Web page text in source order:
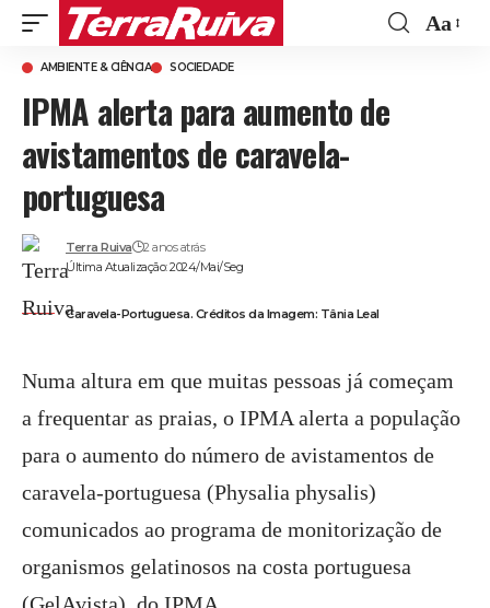
Aa
AMBIENTE & CIÊNCIA SOCIEDADE
IPMA alerta para aumento de
avistamentos de caravela-
portuguesa
Última Atualização: 2024/Mai/Seg
Terra Ruiva 2 anos atrás
Caravela-Portuguesa. Créditos da Imagem: Tânia Leal
Numa altura em que muitas pessoas já começam
a frequentar as praias, o IPMA alerta a população
para o aumento do número de avistamentos de
caravela-portuguesa (Physalia physalis)
comunicados ao programa de monitorização de
organismos gelatinosos na costa portuguesa